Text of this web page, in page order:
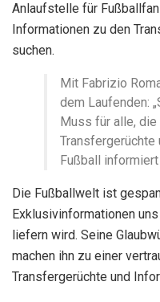
Anlaufstelle für
Informationen zu den
suchen.
Mit Fabrizio
dem Laufenden:
Muss für alle,
Transfergerüchte
Fußball
Die Fußballwelt ist
Exklusivinformationen
liefern wird. Seine
machen ihn zu einer
Transfergerüchte und